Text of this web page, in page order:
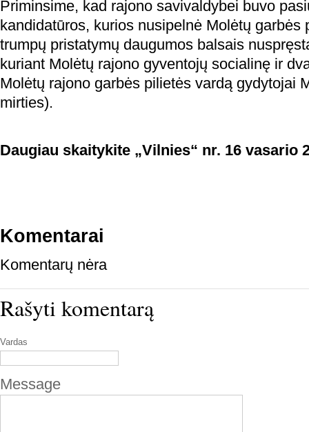
Priminsime, kad rajono savivaldybei buvo
kandidatūros, kurios nusipelnė Molėtų garbės
trumpų pristatymų daugumos balsais
kuriant Molėtų rajono gyventojų socialinę ir
Molėtų rajono garbės pilietės vardą gydytojai
mirties).
Daugiau skaitykite „Vilnies“ nr. 16 vasario
Komentarai
Komentarų nėra
Rašyti komentarą
Vardas
Message